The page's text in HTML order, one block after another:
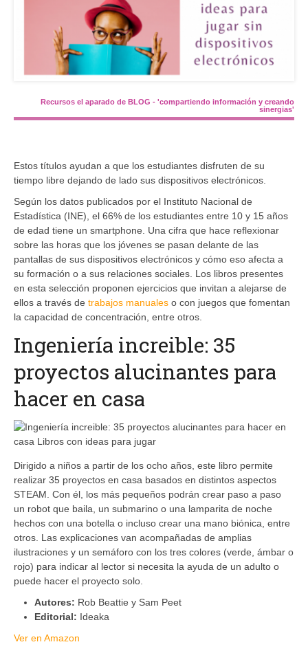
Recursos el aparado de BLOG - 'compartiendo información y creando
sinergias'
Estos títulos ayudan a que los estudiantes disfruten de su
tiempo libre dejando de lado sus dispositivos electrónicos.
Según los datos publicados por el Instituto Nacional de
Estadística (INE), el 66% de los estudiantes entre 10 y 15 años
de edad tiene un smartphone. Una cifra que hace reflexionar
sobre las horas que los jóvenes se pasan delante de las
pantallas de sus dispositivos electrónicos y cómo eso afecta a
su formación o a sus relaciones sociales. Los libros presentes
en esta selección proponen ejercicios que invitan a alejarse de
ellos a través de trabajos manuales o con juegos que fomentan
la capacidad de concentración, entre otros.
Ingeniería increible: 35
proyectos alucinantes para
hacer en casa
Dirigido a niños a partir de los ocho años, este libro permite
realizar 35 proyectos en casa basados en distintos aspectos
STEAM. Con él, los más pequeños podrán crear paso a paso
un robot que baila, un submarino o una lamparita de noche
hechos con una botella o incluso crear una mano biónica, entre
otros. Las explicaciones van acompañadas de amplias
ilustraciones y un semáforo con los tres colores (verde, ámbar o
rojo) para indicar al lector si necesita la ayuda de un adulto o
puede hacer el proyecto solo.
Autores: Rob Beattie y Sam Peet
Editorial: Ideaka
Ver en Amazon